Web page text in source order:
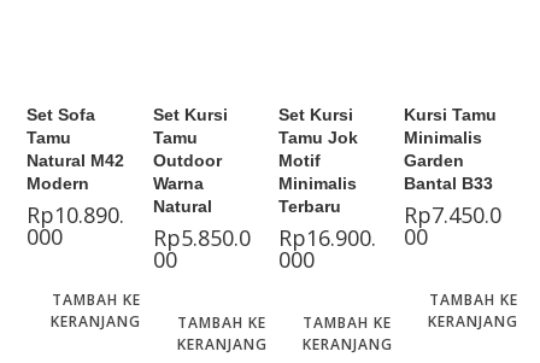
Set Sofa
Tamu
Natural M42
Modern
Rp10.890.
000
TAMBAH KE
KERANJANG
Set Kursi
Tamu
Outdoor
Warna
Natural
Rp5.850.0
00
TAMBAH KE
KERANJANG
Set Kursi
Tamu Jok
Motif
Minimalis
Terbaru
Rp16.900.
000
TAMBAH KE
KERANJANG
Kursi Tamu
Minimalis
Garden
Bantal B33
Rp7.450.0
00
TAMBAH KE
KERANJANG